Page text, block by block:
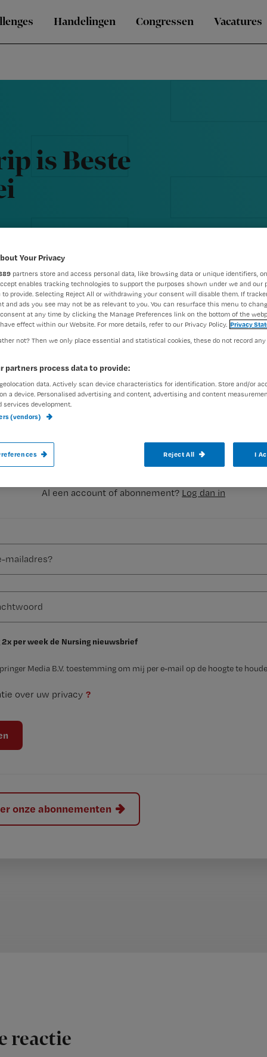
Handelingen Congressen Vacatures
is Beste
Wil je dit artikel lezen?
gratis een account aan en lees 2 artikelen gratis per
Al een account of abonnement? Log dan in
2x per week de Nursing nieuwsbrief
Media B.V. toestemming om mij per e-mail op de hoogte te
over uw privacy ?
onze abonnementen
Pee & See, een luier met een urinestrip,
Ziekenhuis Gelderse Vallei in Ede. Het
verzorgenden makkelijker maken om
patiënten en baby’s.
reactie
Your Privacy
partners store and access personal data, like browsing data or unique identifiers,
enables tracking technologies to support the purposes shown under we and our
to provide. Selecting Reject All or withdrawing your consent will disable them. If
and ads you see may not be as relevant to you. You can resurface this menu to
at any time by clicking the Manage Preferences link on the bottom of the
effect within our Website. For more details, refer to our Privacy Policy. Privacy
not? Then we only place essential and statistical cookies, these do not record
partners process data to provide:
data. Actively scan device characteristics for identification. Store and/or
a device. Personalised advertising and content, advertising and content
services development.
(vendors)
Reject All I